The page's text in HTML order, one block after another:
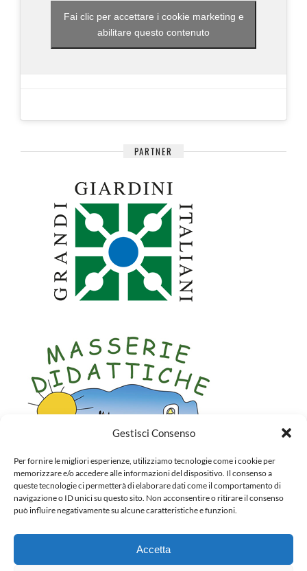
Gestisci Consenso
Per fornire le migliori esperienze, utilizziamo tecnologie come i cookie per
memorizzare e/o accedere alle informazioni del dispositivo. Il consenso a
queste tecnologie ci permetterà di elaborare dati come il comportamento di
navigazione o ID unici su questo sito. Non acconsentire o ritirare il consenso
può influire negativamente su alcune caratteristiche e funzioni.
Accetta
Fai clic per accettare i cookie marketing e
abilitare questo contenuto
PARTNER